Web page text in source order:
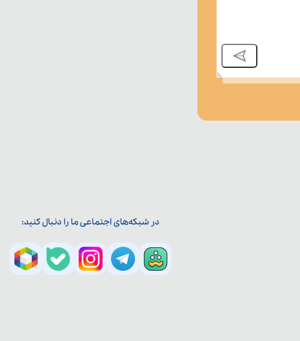
در شبکه‌های اجتماعی ما را دنبال کنید: